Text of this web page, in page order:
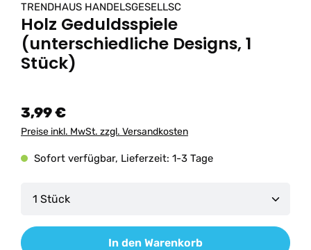
TRENDHAUS HANDELSGESELLSC
Holz Geduldsspiele
(unterschiedliche Designs, 1
Stück)
3,99 €
Preise inkl. MwSt. zzgl. Versandkosten
Sofort verfügbar, Lieferzeit: 1-3 Tage
Produkt Anzahl: Gib den gewünschten Wert
In den Warenkorb